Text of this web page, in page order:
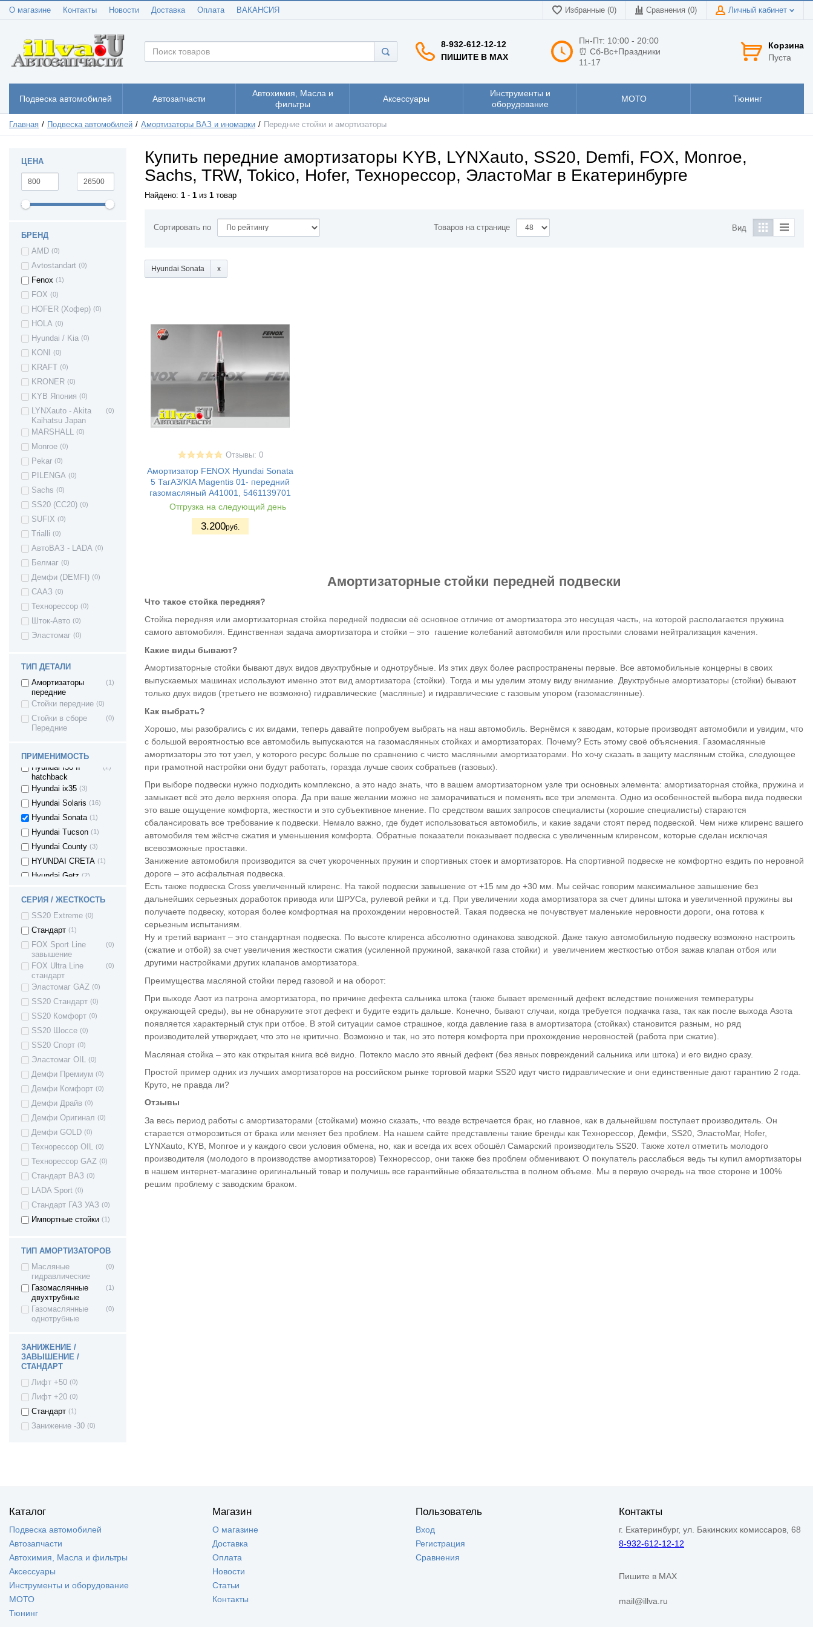
О магазине Контакты Новости Доставка Оплата ВАКАНСИЯ Избранные (0) Сравнения (0) Личный кабинет
8-932-612-12-12
ПИШИТЕ В MAX
Пн-Пт: 10:00 - 20:00
⏰ Сб-Вс+Праздники
11-17
Корзина
Пуста
Подвеска автомобилей Автозапчасти
Автохимия, Масла и
фильтры
Аксессуары
Инструменты и
оборудование
МОТО Тюнинг
Главная Подвеска автомобилей Амортизаторы ВАЗ и иномарки Передние стойки и амортизаторы
ЦЕНА
БРЕНД
AMD (0)
Avtostandart (0)
Fenox (1)
FOX (0)
HOFER (Хофер) (0)
HOLA (0)
Hyundai / Kia (0)
KONI (0)
KRAFT (0)
KRONER (0)
KYB Япония (0)
LYNXauto - Akita
Kaihatsu Japan
(0)
MARSHALL (0)
Monroe (0)
Pekar (0)
PILENGA (0)
Sachs (0)
SS20 (СС20) (0)
SUFIX (0)
Trialli (0)
АвтоВАЗ - LADA (0)
Белмаг (0)
Демфи (DEMFI) (0)
СААЗ (0)
Технорессор (0)
Шток-Авто (0)
Эластомаг (0)
ТИП ДЕТАЛИ
Амортизаторы
передние
(1)
Стойки передние (0)
Стойки в сборе
Передние
(0)
ПРИМЕНИМОСТЬ
(1)
(Hanter)
uaz patriot / уаз
патриот
(8)
Audi (A1) (1)
Audi (A2) (1)
Audi (A3) (5)
Audi (A6)
Audi (Q3)
Chevrolet Aveo
Chevrolet Epica (1)
Chevrolet Cruze
Chevrolet Lanos
Chevrolet Lacetti
Chevrolet Spark
Chevrolet Nubira
Citroen C4 (1)
Citroen Berlingo 1
Daewoo Gentra
Daewoo Kalos
Daewoo Lanos
Daewoo Nubira
Daewoo Nexia
Ravon Nexia R3
Daewoo Matiz (3)
Daewoo Espero
Datsun on-DO
Datsun mi-DO
Ford Fusion (1)
Ford Focus
Ford Focus 2 (10)
Ford Focus 3
Focus C-Max
Ford C-Max (10)
Great Wall Wingle
Great Wall Sailor (4)
Great Wall Hover
H3
Great Wall Hover
Great Wall Hover
Honda Civic
Honda CR-V (RD1,
RD2)
(1)
HONDA JAZZ II (1)
Hyundai Accent
Hyundai Porter (H-1
Hyundai i30 (2)
Hyundai I30 II
hatchback
(2)
Hyundai ix35 (3)
Hyundai Solaris (16)
Hyundai Sonata (1)
Hyundai Tucson (1)
Hyundai County (3)
HYUNDAI CRETA (1)
Hyundai Getz (2)
Kia Spectra (3)
KIA Sportage II (1)
Kia Sportage III
Kia Cerato I (1)
Kia Cerato II
Kia Rio (16)
ROVER 200 (1)
Mazda 3 (6)
Mazda 3 MPS (1)
Mazda 5 (2)
Mitsubishi
Outlander
MITSUBISHI
Lancer
Mitsubishi Carisma (2)
Mitsubishi
GALANT
Nissan Almera
Nissan Qashqai (2)
Nissan Sunny (1)
Nissan X-Trail
Nissan TERRANO
Nissan Terrano 3 -
c 2014г
(3)
Renault Kaptur (3)
Renault Kangoo
Renault Koleos
Renault Sandero
Renault Sandero
(Stepway)
Seat Arosa (1)
Seat ALHAMBRA
Seat ALTEA
Seat TOLEDO (6)
Skoda Fabia III
(1)
Skoda SuperB
Skoda Roomster (1)
Skoda Octavia
Skoda Rapid (5)
Suzuki Grand
СЕРИЯ / ЖЕСТКОСТЬ
SS20 Extreme (0)
Стандарт (1)
FOX Sport Line
завышение
(0)
FOX Ultra Line
стандарт
(0)
Эластомаг GAZ (0)
SS20 Стандарт (0)
SS20 Комфорт (0)
SS20 Шоссе (0)
SS20 Спорт (0)
Эластомаг OIL (0)
Демфи Премиум (0)
Демфи Комфорт (0)
Демфи Драйв (0)
Демфи Оригинал (0)
Демфи GOLD (0)
Технорессор OIL (0)
Технорессор GAZ (0)
Стандарт ВАЗ (0)
LADA Sport (0)
Стандарт ГАЗ УАЗ (0)
Импортные стойки (1)
ТИП АМОРТИЗАТОРОВ
Масляные
гидравлические
(0)
Газомаслянные
двухтрубные
(1)
Газомаслянные
однотрубные
(0)
ЗАНИЖЕНИЕ /
ЗАВЫШЕНИЕ /
СТАНДАРТ
Лифт +50 (0)
Лифт +20 (0)
Стандарт (1)
Занижение -30 (0)
Купить передние амортизаторы KYB, LYNXauto, SS20, Demfi, FOX, Monroe,
Sachs, TRW, Tokico, Hofer, Технорессор, ЭластоМаг в Екатеринбурге
Найдено: 1 - 1 из 1 товар
Сортировать по Товаров на странице Вид
Hyundai Sonata
Отзывы: 0
Амортизатор FENOX Hyundai Sonata
5 ТагАЗ/KIA Magentis 01- передний
газомасляный A41001, 5461139701
Отгрузка на следующий день
3.200руб.
Амортизаторные стойки передней подвески
Что такое стойка передняя?
Стойка передняя или амортизаторная стойка передней подвески её основное отличие от амортизатора это несущая часть, на которой располагается пружина
самого автомобиля. Единственная задача амортизатора и стойки – это гашение колебаний автомобиля или простыми словами нейтрализация качения.
Какие виды бывают?
Амортизаторные стойки бывают двух видов двухтрубные и однотрубные. Из этих двух более распространены первые. Все автомобильные концерны в своих
выпускаемых машинах используют именно этот вид амортизатора (стойки). Тогда и мы уделим этому виду внимание. Двухтрубные амортизаторы (стойки) бывают
только двух видов (третьего не возможно) гидравлические (масляные) и гидравлические с газовым упором (газомаслянные).
Как выбрать?
Хорошо, мы разобрались с их видами, теперь давайте попробуем выбрать на наш автомобиль. Вернёмся к заводам, которые производят автомобили и увидим, что
с большой вероятностью все автомобиль выпускаются на газомаслянных стойках и амортизаторах. Почему? Есть этому своё объяснения. Газомаслянные
амортизаторы это тот узел, у которого ресурс больше по сравнению с чисто масляными амортизаторами. Но хочу сказать в защиту масляным стойка, следующее
при грамотной настройки они будут работать, горазда лучше своих собратьев (газовых).
При выборе подвески нужно подходить комплексно, а это надо знать, что в вашем амортизаторном узле три основных элемента: амортизаторная стойка, пружина и
замыкает всё это дело верхняя опора. Да при ваше желании можно не заморачиваться и поменять все три элемента. Одно из особенностей выбора вида подвески
это ваше ощущение комфорта, жесткости и это субъективное мнение. По средством ваших запросов специалисты (хорошие специалисты) стараются
сбалансировать все требование к подвески. Немало важно, где будет использоваться автомобиль, и какие задачи стоят перед подвеской. Чем ниже клиренс вашего
автомобиля тем жёстче сжатия и уменьшения комфорта. Обратные показатели показывает подвеска с увеличенным клиренсом, которые сделан исключая
всевозможные проставки.
Занижение автомобиля производится за счет укороченных пружин и спортивных стоек и амортизаторов. На спортивной подвеске не комфортно ездить по неровной
дороге – это асфальтная подвеска.
Есть также подвеска Cross увеличенный клиренс. На такой подвески завышение от +15 мм до +30 мм. Мы сейчас говорим максимальное завышение без
дальнейших серьезных доработок привода или ШРУСа, рулевой рейки и т.д. При увеличении хода амортизатора за счет длины штока и увеличенной пружины вы
получаете подвеску, которая более комфортная на прохождении неровностей. Такая подвеска не почувствует маленькие неровности дороги, она готова к
серьезным испытаниям.
Ну и третий вариант – это стандартная подвеска. По высоте клиренса абсолютно одинакова заводской. Даже такую автомобильную подвеску возможно настроить
(сжатие и отбой) за счет увеличения жесткости сжатия (усиленной пружиной, закачкой газа стойки) и увеличением жесткостью отбоя зажав клапан отбоя или
другими настройками других клапанов амортизатора.
Преимущества масляной стойки перед газовой и на оборот:
При выходе Азот из патрона амортизатора, по причине дефекта сальника штока (также бывает временный дефект вследствие понижения температуры
окружающей среды), вы не обнаружите этот дефект и будите ездить дальше. Конечно, бывают случаи, когда требуется подкачка газа, так как после выхода Азота
появляется характерный стук при отбое. В этой ситуации самое страшное, когда давление газа в амортизатора (стойках) становится разным, но ряд
производителей утверждает, что это не критично. Возможно и так, но это потеря комфорта при прохождение неровностей (работа при сжатие).
Масляная стойка – это как открытая книга всё видно. Потекло масло это явный дефект (без явных повреждений сальника или штока) и его видно сразу.
Простой пример одних из лучших амортизаторов на российском рынке торговой марки SS20 идут чисто гидравлические и они единственные дают гарантию 2 года.
Круто, не правда ли?
Отзывы
За весь период работы с амортизаторами (стойками) можно сказать, что везде встречается брак, но главное, как в дальнейшем поступает производитель. Он
старается отморозиться от брака или меняет без проблем. На нашем сайте представлены такие бренды как Технорессор, Демфи, SS20, ЭластоМаг, Hofer,
LYNXauto, KYB, Monroe и у каждого свои условия обмена, но, как и всегда их всех обошёл Самарский производитель SS20. Также хотел отметить молодого
производителя (молодого в производстве амортизаторов) Технорессор, они также без проблем обменивают. О покупатель расслабься ведь ты купил амортизаторы
в нашем интернет-магазине оригинальный товар и получишь все гарантийные обязательства в полном объеме. Мы в первую очередь на твое стороне и 100%
решим проблему с заводским браком.
Каталог
Подвеска автомобилей
Автозапчасти
Автохимия, Масла и фильтры
Аксессуары
Инструменты и оборудование
МОТО
Тюнинг
Магазин
О магазине
Доставка
Оплата
Новости
Статьи
Контакты
Пользователь
Вход
Регистрация
Сравнения
Контакты
г. Екатеринбург, ул. Бакинских комиссаров, 68
8-932-612-12-12
Пишите в MAX
mail@illva.ru